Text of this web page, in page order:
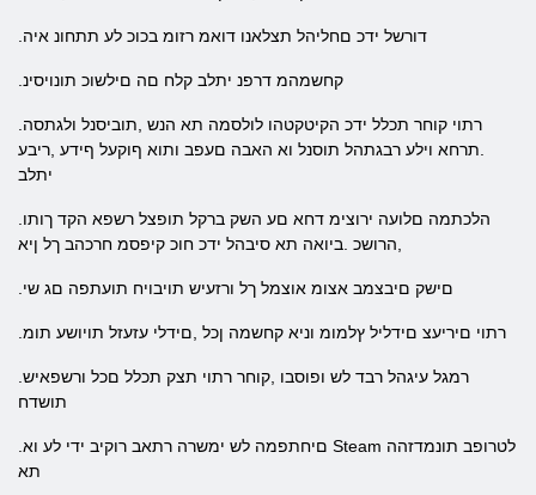
.דורשל ידכ םחליהל תצלאנו דואמ רזומ בכוכ לע תתחונ איה
.קחשמהמ דרפנ יתלב קלח םה םילשוכ תונויסינ
.תרחא וילע רבגתהל תוסנל וא האבה םעפב ותוא ףוקעל ףידע ,ריבע
יתלב
,הרושכ .ביואה תא סיבהל ידכ חוכ קיפסמ חרכהב ךל ןיא
.םישק םיבצמב אצומ אוצמל ךל ורזעיש תויבויח תועתפה םג שי
.רתוי םיריעצ םידליל ץלמומ וניא קחשמה ןכל ,םידלי עזעזל תויושע תומ
תושדח
תא